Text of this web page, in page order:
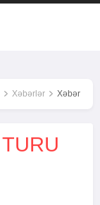
Xəbərlər Xəbər
TURU